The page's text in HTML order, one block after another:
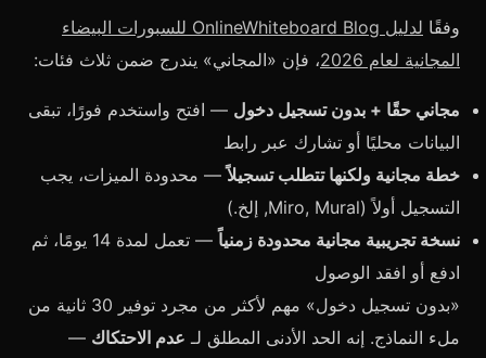
وفقًا
لدليل OnlineWhiteboard Blog للسبورات البيضاء
المجانية لعام 2026
، فإن «المجاني» يندرج ضمن ثلاث فئات:
مجاني حقًا + بدون تسجيل دخول — افتح واستخدم فورًا، تبقى
البيانات محليًا أو تشارك عبر رابط
خطة مجانية ولكنها تتطلب تسجيلاً— محدودة الميزات، يجب
التسجيل أولاً (Miro, Mural, إلخ.)
نسخة تجريبية مجانية محدودة زمنياً
— تعمل لمدة 14 يومًا، ثم
ادفع أو افقد الوصول
«بدون تسجيل دخول» مهم لأكثر من مجرد توفير 30 ثانية من
ملء النماذج. إنه الحد الأدنى المطلق لـ عدم الاحتكاك —